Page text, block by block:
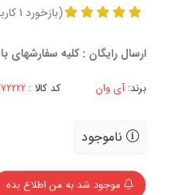
(بازخورد
ارسال رایگان : کلیه سفارشهای
برند: آی وان کد کالا :
ناموجود
موجود شد به من اطلاع بده